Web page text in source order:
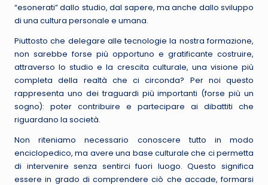
“esonerati” dallo studio, dal sapere, ma anche dallo sviluppo
di una cultura personale e umana.
Piuttosto che delegare alle tecnologie la nostra formazione,
non sarebbe forse più opportuno e gratificante costruire,
attraverso lo studio e la crescita culturale, una visione più
completa della realtà che ci circonda? Per noi questo
rappresenta uno dei traguardi più importanti (forse più un
sogno): poter contribuire e partecipare ai dibattiti che
riguardano la società.
Non riteniamo necessario conoscere tutto in modo
enciclopedico, ma avere una base culturale che ci permetta
di intervenire senza sentirci fuori luogo. Questo significa
essere in grado di comprendere ciò che accade, formarsi